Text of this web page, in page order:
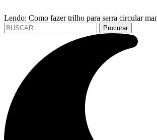
Lendo: Como fazer trilho para serra circular